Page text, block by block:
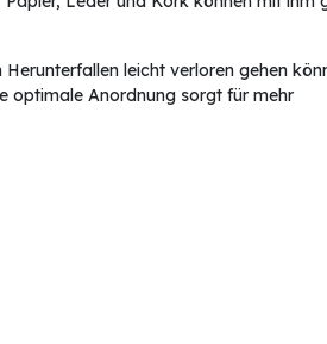
leicht verloren gehen
optimale Anordnung sorgt für mehr